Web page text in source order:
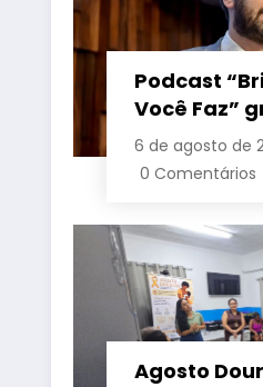
Podcast
Você Faz”
sexta-feira
com o
6 de agosto de
0 Comentários
Agosto